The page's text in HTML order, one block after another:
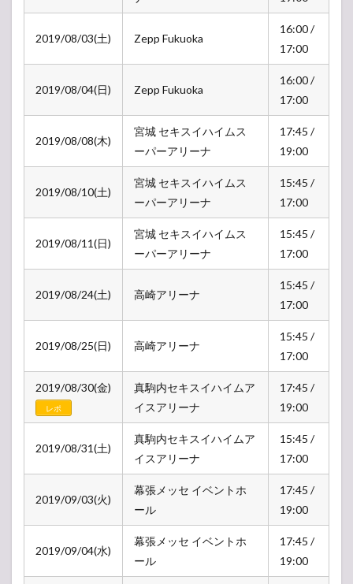
2019/08/03(土) Zepp Fukuoka
16:00 /
17:00
2019/08/04(日) Zepp Fukuoka
16:00 /
17:00
2019/08/08(木)
宮城 セキスイハイムス
ーパーアリーナ
17:45 /
19:00
2019/08/10(土)
宮城 セキスイハイムス
ーパーアリーナ
15:45 /
17:00
2019/08/11(日)
宮城 セキスイハイムス
ーパーアリーナ
15:45 /
17:00
2019/08/24(土) 高崎アリーナ
15:45 /
17:00
2019/08/25(日) 高崎アリーナ
15:45 /
17:00
2019/08/30(金)
レポ
真駒内セキスイハイムア
イスアリーナ
17:45 /
19:00
2019/08/31(土)
真駒内セキスイハイムア
イスアリーナ
15:45 /
17:00
2019/09/03(火)
幕張メッセ イベントホ
ール
17:45 /
19:00
2019/09/04(水)
幕張メッセ イベントホ
ール
17:45 /
19:00